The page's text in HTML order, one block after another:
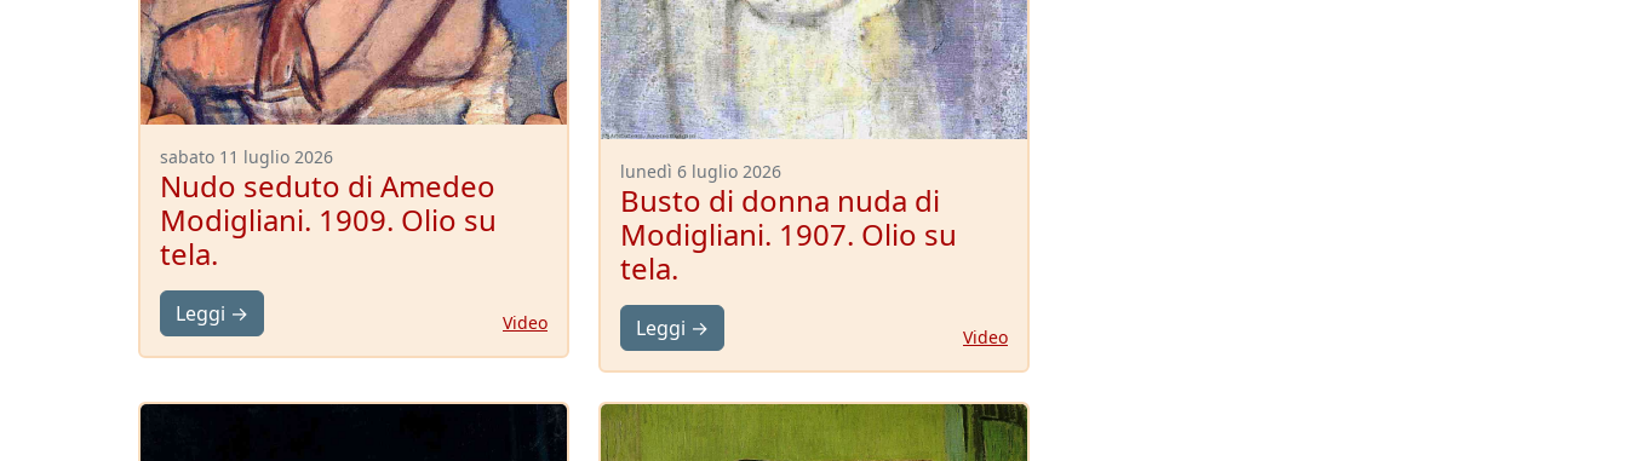
sabato 11 luglio 2026
Nudo seduto di Amedeo
Modigliani. 1909. Olio su
tela.
Leggi → Video
lunedì 6 luglio 2026
Busto di donna nuda di
Modigliani. 1907. Olio su
tela.
Leggi → Video